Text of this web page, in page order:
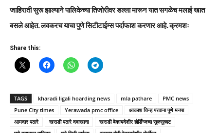
जाहिराती सुरू झाल्याने पालिकेच्या तिजोरीवर डल्ला मारून यात सगळेच मलाई खात
बसले आहेत. लवकरच याचा पुणे सिटीटाईम्स पर्दाफाश करणार आहे. क्रमशः
Share this:
TAGS kharadi ligali hoarding news mla pathare
PMC news
Pune City times
Yerawada pmc office
आकाश चिन्ह परवाना पुणे मनपा
आमदार पठारे
खराडी पठारे दवाखाना
खराडी बेकायदेशीर होर्डिंग्जचा सुळसुळाट